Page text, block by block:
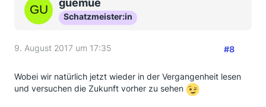
guemue
Schatzmeister:in
9. August 2017 um 17:35 #8
Wobei wir natürlich jetzt wieder in der Vergangenheit lesen
und versuchen die Zukunft vorher zu sehen